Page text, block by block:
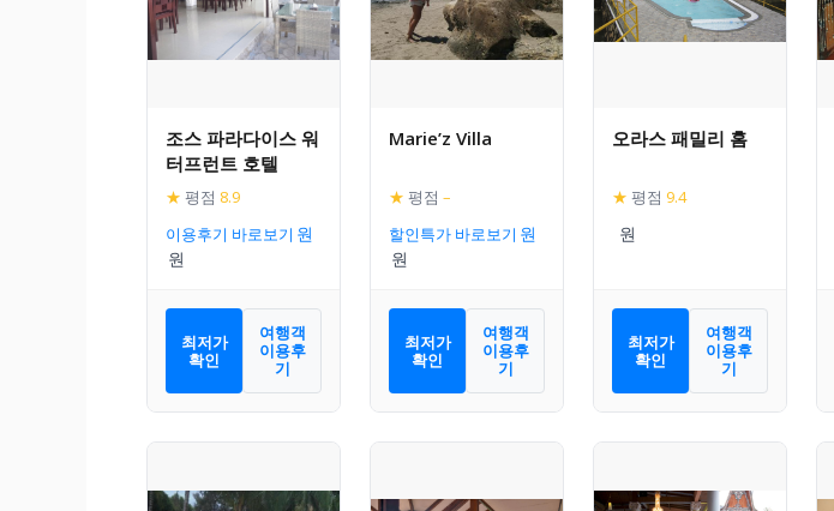
조스 파라다이스 워
터프런트 호텔
★ 평점 8.9
이용후기 바로보기
최저가
확인
여행객
이용후
기
Marie’z Villa
★ 평점 –
할인특가 바로보기
최저가
확인
여행객
이용후
기
오라스 패밀리 홈
★ 평점 9.4
최저가
확인
여행객
이용후
기